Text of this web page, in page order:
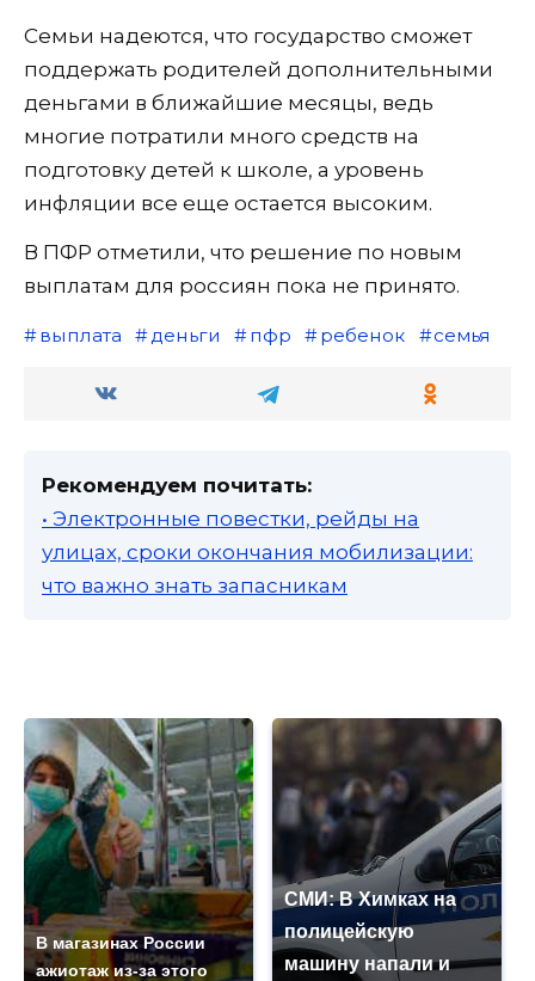
Семьи надеются, что государство сможет
поддержать родителей дополнительными
деньгами в ближайшие месяцы, ведь
многие потратили много средств на
подготовку детей к школе, а уровень
инфляции все еще остается высоким.
В ПФР отметили, что решение по новым
выплатам для россиян пока не принято.
выплата деньги пфр ребенок семья
Рекомендуем почитать:
• Электронные повестки, рейды на
улицах, сроки окончания мобилизации:
что важно знать запасникам
В магазинах России
ажиотаж из-за этого
СМИ: В Химках на
полицейскую
машину напали и